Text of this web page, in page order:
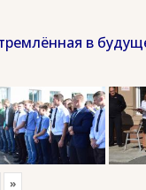
в
»